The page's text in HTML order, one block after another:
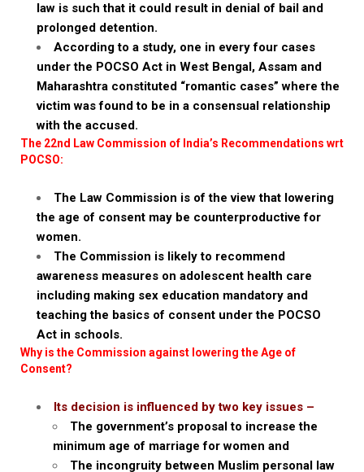
law is such that it could result in denial of bail and
prolonged detention.
According to a study, one in every four cases
under the POCSO Act in West Bengal, Assam and
Maharashtra constituted “romantic cases” where the
victim was found to be in a consensual relationship
with the accused.
The 22nd Law Commission of India’s Recommendations wrt
POCSO:
The Law Commission is of the view that lowering
the age of consent may be counterproductive for
women.
The Commission is likely to recommend
awareness measures on adolescent health care
including making sex education mandatory and
teaching the basics of consent under the POCSO
Act in schools.
Why is the Commission against lowering the Age of
Consent?
Its decision is influenced by two key issues –
The government’s proposal to increase the
minimum age of marriage for women and
The incongruity between Muslim personal law